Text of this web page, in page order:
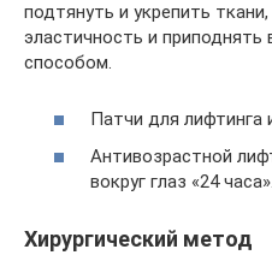
подтянуть и укрепить
эластичность и приподнять
способом.
Патчи для лифтинга
Антивозрастной
вокруг глаз «24 часа».
Хирургический метод